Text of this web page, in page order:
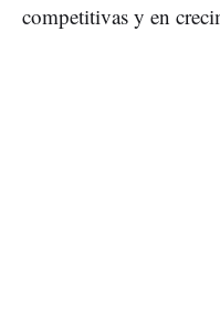
competitivas y en